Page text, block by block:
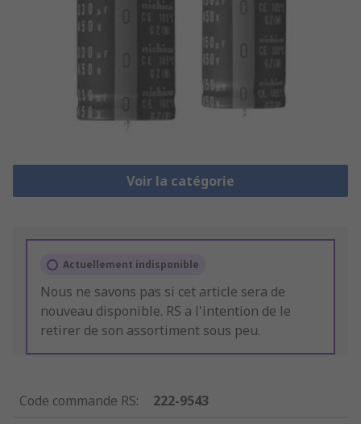
Voir la catégorie
Actuellement indisponible
Nous ne savons pas si cet article sera de
nouveau disponible. RS a l'intention de le
retirer de son assortiment sous peu.
Code commande RS:
222-9543